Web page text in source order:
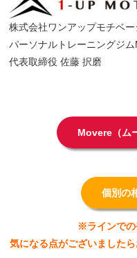
株式会社ワンアップモチベー
パーソナルトレーニングジ
代表取締役 佐藤 択磨
Movere（ム
個別の
※ラインでの
気になる点がございました